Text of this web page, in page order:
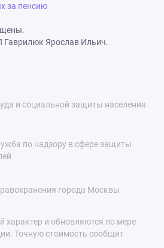
за пенсию
Ярослав Ильич.
и социальной защиты населения
по надзору в сфере защиты
города Москвы
характер и обновляются по мере
Точную стоимость сообщит